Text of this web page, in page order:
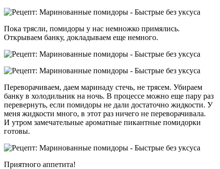
Пока трясли, помидоры у нас немножко примялись.
Открываем банку, докладываем еще немного.
Переворачиваем, даем маринаду стечь, не трясем. Убираем
банку в холодильник на ночь. В процессе можно еще пару раз
перевернуть, если помидоры не дали достаточно жидкости. У
меня жидкости много, в этот раз ничего не переворачивала.
И утром замечательные ароматные пикантные помидорки
готовы.
Приятного аппетита!